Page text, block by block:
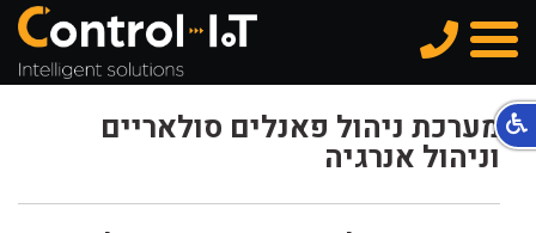
תפריט
מערכת ניהול פאנלים סולאריים
וניהול אנרגיה